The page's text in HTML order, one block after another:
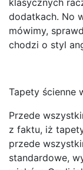
dodatkach. No
mówimy,
chodzi o styl
Tapety ścienne
Przede
z faktu, iż
przede
standardowe,